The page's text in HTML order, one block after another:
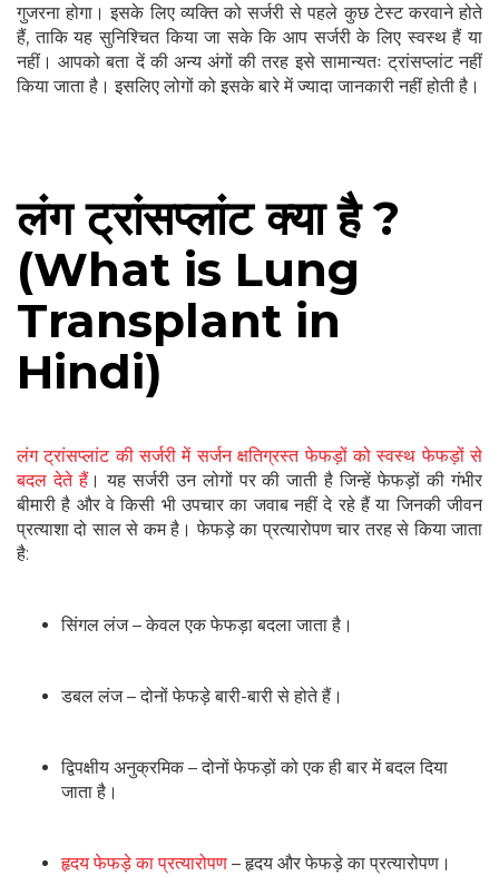
गुजरना होगा। इसके लिए व्यक्ति को सर्जरी से पहले कुछ टेस्ट करवाने होते
हैं, ताकि यह सुनिश्चित किया जा सके कि आप सर्जरी के लिए स्वस्थ हैं या
नहीं। आपको बता दें की अन्य अंगों की तरह इसे सामान्यतः ट्रांसप्लांट नहीं
किया जाता है। इसलिए लोगों को इसके बारे में ज्यादा जानकारी नहीं होती है।
लंग ट्रांसप्लांट क्या है ?
(What is Lung
Transplant in
Hindi)
लंग ट्रांसप्लांट की सर्जरी में सर्जन क्षतिग्रस्त फेफड़ों को स्वस्थ फेफड़ों से
बदल देते हैं। यह सर्जरी उन लोगों पर की जाती है जिन्हें फेफड़ों की गंभीर
बीमारी है और वे किसी भी उपचार का जवाब नहीं दे रहे हैं या जिनकी जीवन
प्रत्याशा दो साल से कम है। फेफड़े का प्रत्यारोपण चार तरह से किया जाता
है:
सिंगल लंज – केवल एक फेफड़ा बदला जाता है।
डबल लंज – दोनों फेफड़े बारी-बारी से होते हैं।
द्विपक्षीय अनुक्रमिक – दोनों फेफड़ों को एक ही बार में बदल दिया
जाता है।
हृदय फेफड़े का प्रत्यारोपण – हृदय और फेफड़े का प्रत्यारोपण।